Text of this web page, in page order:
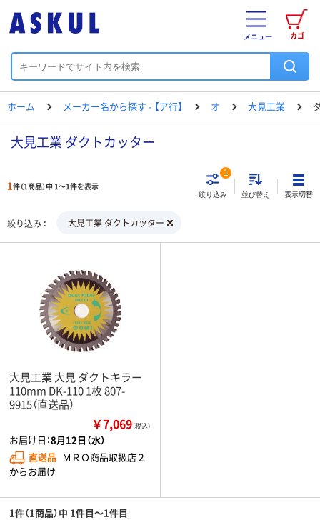
カゴ
メニュー
ホーム メーカー名から探す - 【ア行】 オ 大見工業
大見工業 ダクトカッター
1件（1商品）中 1～1件を表示
絞り込み
1
並び替え 表示切替
絞り込み 大見工業 ダクトカッター
大見工業 大見 ダクトキラー
110mm DK-110 1枚 807-
9915（直送品）
￥7,069（税込）
お届け日：8月12日（水）
直送品 ＭＲＯ商品取扱店２
からお届け
1件（1商品）中 1件目～1件目